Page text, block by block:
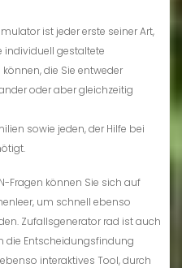
ist jeder erste seiner Art,
individuell gestaltete
die Sie entweder
oder aber gleichzeitig
sowie jeden, der Hilfe bei
Fragen können Sie sich auf
um schnell ebenso
Zufallsgenerator rad ist auch
die Entscheidungsfindung
interaktives Tool, durch